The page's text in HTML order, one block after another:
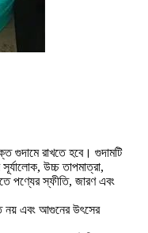
গুদামে রাখতে হবে। গুদামটি
উচ্চ তাপমাত্রা,
পণ্যের স্ফীতি, জারণ এবং
নয় এবং আগুনের উৎসের